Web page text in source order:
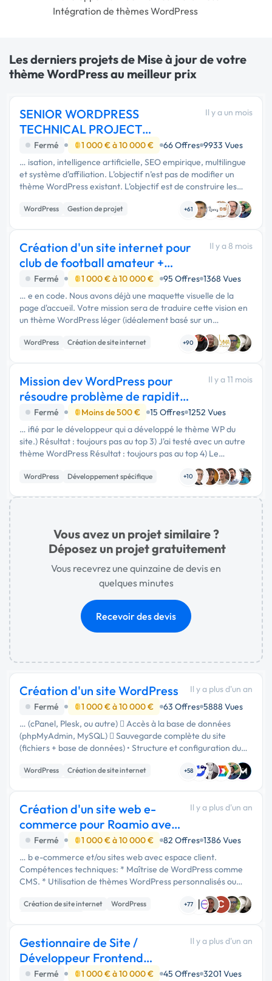
Intégration de thèmes WordPress
Les derniers projets de Mise à jour de votre
thème WordPress au meilleur prix
SENIOR WORDPRESS
TECHNICAL PROJECT
MANAGER AI augmented
Il y a un mois
Fermé 1 000 € à 10 000 € 66 Offres 9933 Vues
… isation, intelligence artificielle, SEO empirique, multilingue
et système d’affiliation. L’objectif n’est pas de modifier un
thème WordPress existant. L’objectif est de construire les
fondations d’une véritable plateforme digitale propriétaire,
…WordPress
Gestion de projet
+61
Création d'un site internet pour
club de football amateur +
boutique
Il y a 8 mois
Fermé 1 000 € à 10 000 € 95 Offres 1368 Vues
… e en code. Nous avons déjà une maquette visuelle de la
page d'accueil. Votre mission sera de traduire cette vision en
un thème WordPress léger (idéalement basé sur un
constructeur de blocs/pages simple) qui garantisse : Fidélité
au design : …
WordPress
Création de site internet
+90
Mission dev WordPress pour
résoudre problème de rapidité
GravityForms
Il y a 11 mois
Fermé Moins de 500 € 15 Offres 1252 Vues
… ifié par le développeur qui a développé le thème WP du
site.) Résultat : toujours pas au top 3) J'ai testé avec un autre
thème WordPress Résultat : toujours pas au top 4) Le
formulaire avait un grand nombre d'entrées (+10 000)
stockées …
WordPress Développement spécifique +10
Vous avez un projet similaire ?
Déposez un projet gratuitement
Vous recevrez une quinzaine de devis en
quelques minutes
Recevoir des devis
Création d'un site WordPress
Il y a plus d'un an
Fermé
1 000 € à 10 000 € 63 Offres 5888 Vues
… (cPanel, Plesk, ou autre)  Accès à la base de données
(phpMyAdmin, MySQL)  Sauvegarde complète du site
(fichiers + base de données) • Structure et configuration du
site  Thème WordPress : Nom du thème utilisé + fichier ZIP
du thème (si …
WordPress
Création de site internet
+58
Création d'un site web e-
commerce pour Roamio avec
WordPress
Il y a plus d'un an
Fermé 1 000 € à 10 000 € 82 Offres 1386 Vues
… b e-commerce et/ou sites web avec espace client.
Compétences techniques: * Maîtrise de WordPress comme
CMS. * Utilisation de thèmes WordPress personnalisés ou
premium. * Intégration et configuration des plugins suivants :
WooCommerce, …
Création de site internet
WordPress
+77 C
Gestionnaire de Site /
Développeur Frontend
WordPress
Il y a plus d'un an
Fermé 1 000 € à 10 000 € 45 Offres 3201 Vues